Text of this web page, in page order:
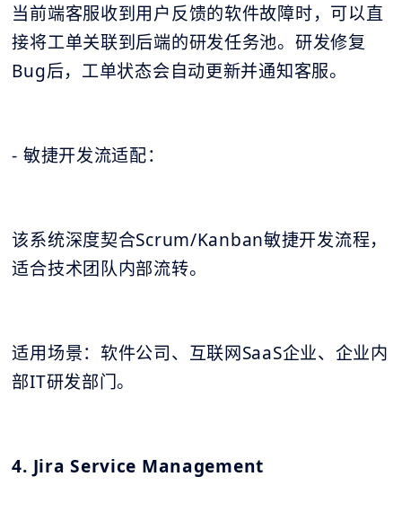
当前端客服收到用户反馈的软件故障时，可以直
接将工单关联到后端的研发任务池。研发修复
Bug后，工单状态会自动更新并通知客服。
- 敏捷开发流适配：
该系统深度契合Scrum/Kanban敏捷开发流程，
适合技术团队内部流转。
适用场景：软件公司、互联网SaaS企业、企业内
部IT研发部门。
4. Jira Service Management